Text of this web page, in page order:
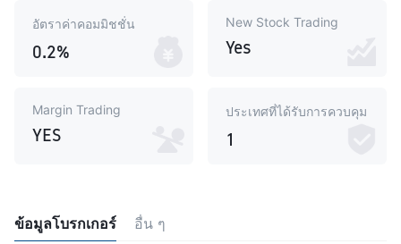
อัตราค่าคอมมิชชั่น
0.2%
New Stock Trading
Yes
Margin Trading
YES
ประเทศที่ได้รับการควบคุม
1
ข้อมูลโบรกเกอร์ อื่น ๆ